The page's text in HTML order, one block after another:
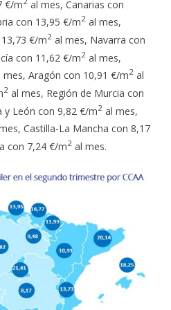
€/m al mes, Canarias con
con 13,95 €/m2al mes,
€/m2al mes, Navarra con
con 11,62 €/m2al mes,
Aragón con 10,91 €/m2al
2al mes, Región de Murcia con
y León con 9,82 €/m2al mes,
Castilla-La Mancha con 8,17
con 7,24 €/m2al mes.